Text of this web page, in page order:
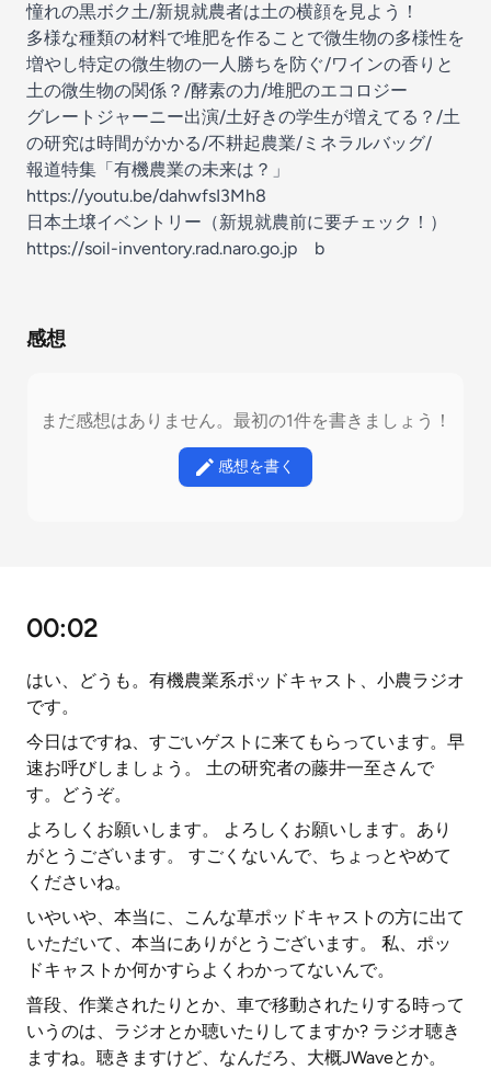
憧れの黒ボク土/新規就農者は土の横顔を見よう！
多様な種類の材料で堆肥を作ることで微生物の多様性を
増やし特定の微生物の一人勝ちを防ぐ/ワインの香りと
土の微生物の関係？/酵素の力/堆肥のエコロジー
グレートジャーニー出演/土好きの学生が増えてる？/土
の研究は時間がかかる/不耕起農業/ミネラルバッグ/
報道特集「有機農業の未来は？」
https://youtu.be/dahwfsI3Mh8
日本土壌イベントリー（新規就農前に要チェック！）
https://soil-inventory.rad.naro.go.jp b
感想
まだ感想はありません。最初の1件を書きましょう！
感想を書く
00:02
はい、どうも。有機農業系ポッドキャスト、小農ラジオ
です。
今日はですね、すごいゲストに来てもらっています。早
速お呼びしましょう。 土の研究者の藤井一至さんで
す。どうぞ。
よろしくお願いします。 よろしくお願いします。あり
がとうございます。 すごくないんで、ちょっとやめて
くださいね。
いやいや、本当に、こんな草ポッドキャストの方に出て
いただいて、本当にありがとうございます。 私、ポッ
ドキャストか何かすらよくわかってないんで。
普段、作業されたりとか、車で移動されたりする時って
いうのは、ラジオとか聴いたりしてますか? ラジオ聴き
ますね。聴きますけど、なんだろ、大概JWaveとか。